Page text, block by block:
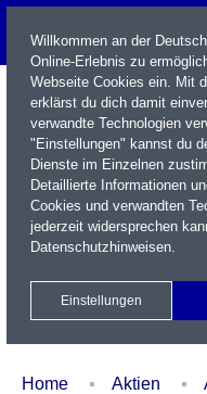
Name / WKN / ISIN / Kürzel
Xetra Realtime
Home Aktien
Willkommen an der
Online-Erlebnis zu
Webseite Cookies ein. Mit
erklärst du dich damit
verwandte Technologien
"Einstellungen" kannst du
Dienste im Einzelnen
Detaillierte Informationen
Cookies und verwandten
jederzeit widersprechen
Datenschutzhinweisen.
Einstellungen